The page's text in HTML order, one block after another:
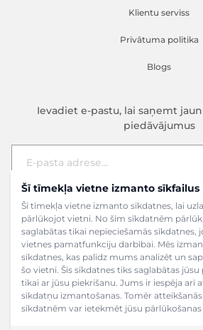
Šī tīmekļa vietne izmanto sīkfailus
Šī tīmekļa vietne izmanto sīkdatnes, lai
pārlūkojot vietni. No šīm sīkdatnēm
saglabātas tikai nepieciešamās sīkdatnes,
vietnes pamatfunkciju darbībai. Mēs
sīkdatnes, kas palīdz mums analizēt un
šo vietni. Šīs sīkdatnes tiks saglabātas
tikai ar jūsu piekrišanu. Jums ir iespēja arī
sīkdatņu izmantošanas. Tomēr
sīkdatnēm var ietekmēt jūsu pārlūkošanas
Klientu serviss
Privātuma politika
Blogs
Ievadiet e-pastu, lai saņemt
piedāvājumus
E-pasta adrese
Pieteikties